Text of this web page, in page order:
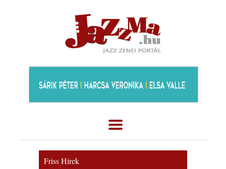
Friss Hírek